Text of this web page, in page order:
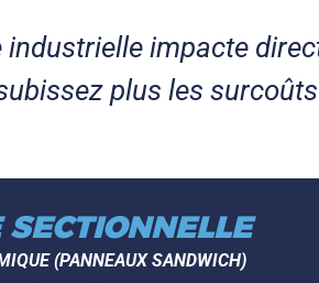
impacte
plus les
(PANNEAUX SANDWICH)